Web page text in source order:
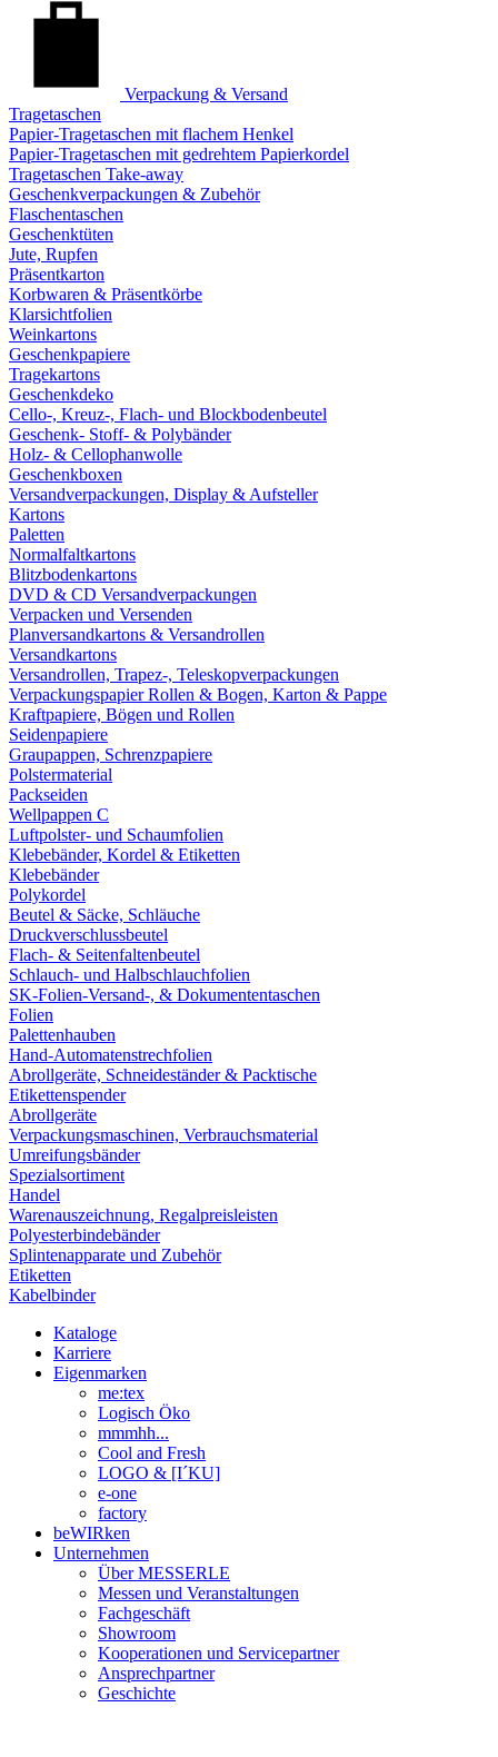
Verpackung & Versand
Tragetaschen
Papier-Tragetaschen mit flachem Henkel
Papier-Tragetaschen mit gedrehtem Papierkordel
Tragetaschen Take-away
Geschenkverpackungen & Zubehör
Flaschentaschen
Geschenktüten
Jute, Rupfen
Präsentkarton
Korbwaren & Präsentkörbe
Klarsichtfolien
Weinkartons
Geschenkpapiere
Tragekartons
Geschenkdeko
Cello-, Kreuz-, Flach- und Blockbodenbeutel
Geschenk- Stoff- & Polybänder
Holz- & Cellophanwolle
Geschenkboxen
Versandverpackungen, Display & Aufsteller
Kartons
Paletten
Normalfaltkartons
Blitzbodenkartons
DVD & CD Versandverpackungen
Verpacken und Versenden
Planversandkartons & Versandrollen
Versandkartons
Versandrollen, Trapez-, Teleskopverpackungen
Verpackungspapier Rollen & Bogen, Karton & Pappe
Kraftpapiere, Bögen und Rollen
Seidenpapiere
Graupappen, Schrenzpapiere
Polstermaterial
Packseiden
Wellpappen C
Luftpolster- und Schaumfolien
Klebebänder, Kordel & Etiketten
Klebebänder
Polykordel
Beutel & Säcke, Schläuche
Druckverschlussbeutel
Flach- & Seitenfaltenbeutel
Schlauch- und Halbschlauchfolien
SK-Folien-Versand-, & Dokumententaschen
Folien
Palettenhauben
Hand-Automatenstrechfolien
Abrollgeräte, Schneideständer & Packtische
Etikettenspender
Abrollgeräte
Verpackungsmaschinen, Verbrauchsmaterial
Umreifungsbänder
Spezialsortiment
Handel
Warenauszeichnung, Regalpreisleisten
Polyesterbindebänder
Splintenapparate und Zubehör
Etiketten
Kabelbinder
Kataloge
Karriere
Eigenmarken
me:tex
Logisch Öko
mmmhh...
Cool and Fresh
LOGO & [I´KU]
e-one
factory
beWIRken
Unternehmen
Über MESSERLE
Messen und Veranstaltungen
Fachgeschäft
Showroom
Kooperationen und Servicepartner
Ansprechpartner
Geschichte